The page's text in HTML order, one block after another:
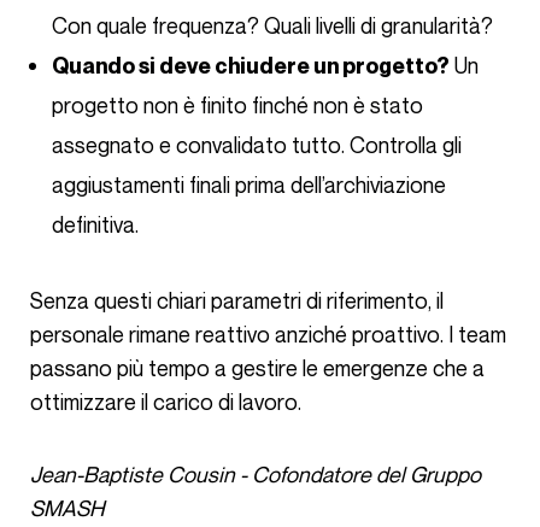
Con quale frequenza? Quali livelli di granularità?
Quando si deve chiudere un progetto? Un
progetto non è finito finché non è stato
assegnato e convalidato tutto. Controlla gli
aggiustamenti finali prima dell’archiviazione
definitiva.
Senza questi chiari parametri di riferimento, il
personale rimane reattivo anziché proattivo. I team
passano più tempo a gestire le emergenze che a
ottimizzare il carico di lavoro.
Jean-Baptiste Cousin - Cofondatore del Gruppo
SMASH